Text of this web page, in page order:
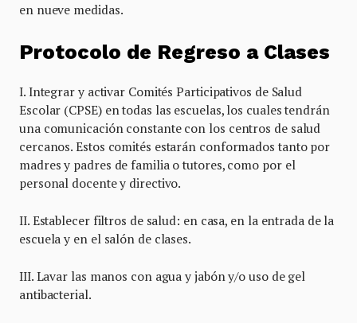
en nueve medidas.
Protocolo de Regreso a Clases
I. Integrar y activar Comités Participativos de Salud
Escolar (CPSE) en todas las escuelas, los cuales tendrán
una comunicación constante con los centros de salud
cercanos. Estos comités estarán conformados tanto por
madres y padres de familia o tutores, como por el
personal docente y directivo.
II. Establecer filtros de salud: en casa, en la entrada de la
escuela y en el salón de clases.
III. Lavar las manos con agua y jabón y/o uso de gel
antibacterial.